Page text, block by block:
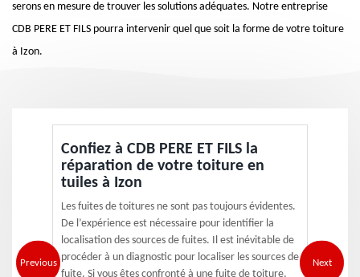
serons en mesure de trouver les solutions adéquates. Notre entreprise
CDB PERE ET FILS pourra intervenir quel que soit la forme de votre toiture
à Izon.
Previous
Confiez à CDB PERE ET FILS la
réparation de votre toiture en
tuiles à Izon
Les fuites de toitures ne sont pas toujours évidentes.
De l’expérience est nécessaire pour identifier la
localisation des sources de fuites. Il est inévitable de
procéder à un diagnostic pour localiser les sources de
fuite. Si vous êtes confronté à une fuite de toiture,
Next